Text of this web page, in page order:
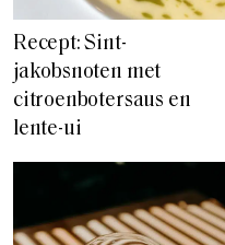
Recept: Sint-
jakobsnoten met
citroenbotersaus en
lente-ui